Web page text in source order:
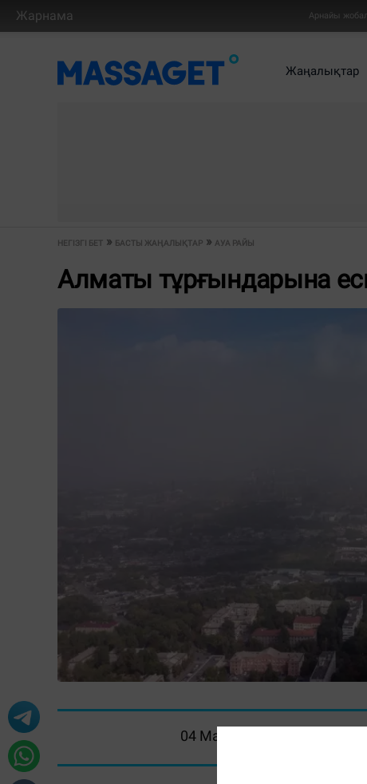
Жарнама Арнайы
Жаңалықтар
НЕГІЗГІ БЕТ БАСТЫ ЖАҢАЛЫҚТАР АУА РАЙЫ
Алматы тұрғындарына
04 Маусым 2026, 09:05